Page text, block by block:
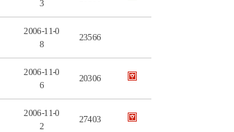
3
2006-11-0
8
23566
2006-11-0
6
20306
2006-11-0
2
27403